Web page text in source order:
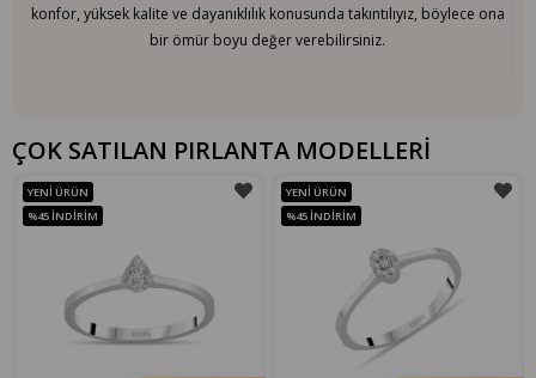
konfor, yüksek kalite ve dayanıklılık konusunda takıntılıyız, böylece ona
bir ömür boyu değer verebilirsiniz.
ÇOK SATILAN PIRLANTA MODELLERİ
YENI ÜRÜN
%45 İNDIRIM
YENI ÜRÜN
%45 İNDIRIM